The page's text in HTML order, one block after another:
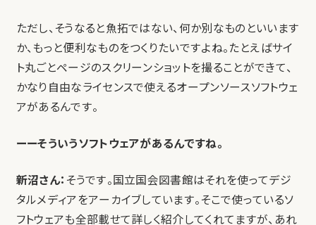
ただし、そうなると魚拓ではない、何か別なものといいます
か、もっと便利なものをつくりたいですよね。たとえばサイ
ト丸ごとページのスクリーンショットを撮ることができて、
かなり自由なライセンスで使えるオープンソースソフトウェ
アがあるんです。
ーーそういうソフトウェアがあるんですね。
新沼さん： そうです。国立国会図書館はそれを使ってデジ
タルメディアをアーカイブしています。そこで使っているソ
フトウェアも全部載せて詳しく紹介してくれてますが、あれ